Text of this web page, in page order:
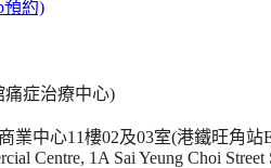
預約)
中心11樓02及03室(港鐵旺角
Centre, 1A Sai Yeung Choi